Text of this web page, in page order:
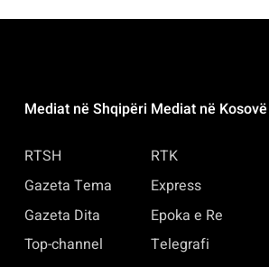
Mediat në Shqipëri
RTSH
Gazeta Tema
Gazeta Dita
Top-channel
Mediat në Kosovë
RTK
Express
Epoka e Re
Telegrafi